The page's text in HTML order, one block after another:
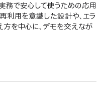
務で安心して使うための応用
利用を意識した設計や、エラ
を中心に、デモを交えなが